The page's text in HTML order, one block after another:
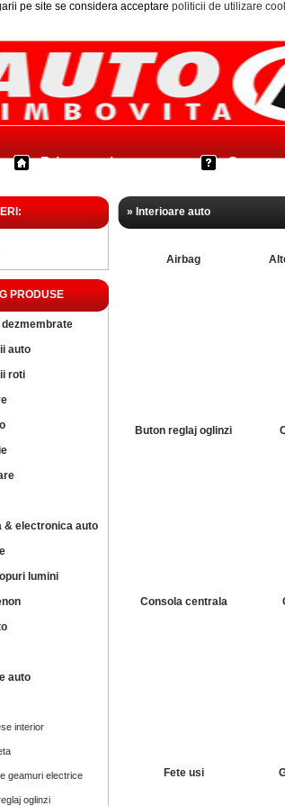
pe site se considera acceptare politicii de utilizare
Prima pagina Cum
PRODUSE
dezmembrate
auto
roti
& electronica auto
lumini
auto
interior
geamuri electrice
oglinzi
» Interioare auto
Airbag
Buton reglaj oglinzi
Consola centrala
Fete usi